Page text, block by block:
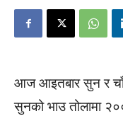
आज आइतबार सुन र
सुनको भाउ तोलामा